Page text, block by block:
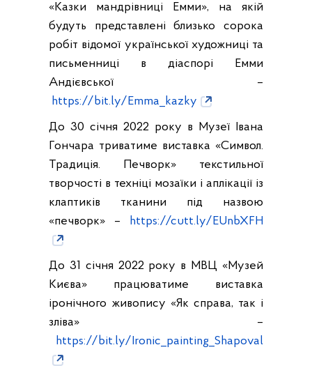
«Казки мандрівниці Емми», на якій
будуть представлені близько сорока
робіт відомої української художниці та
письменниці в діаспорі Емми
Андієвської –
https://bit.ly/Emma_kazky
До 30 січня 2022 року в Музеї Івана
Гончара триватиме виставка «Символ.
Традиція. Печворк» текстильної
творчості в техніці мозаїки і аплікації із
клаптиків тканини під назвою
«печворк» – https://cutt.ly/EUnbXFH
До 31 січня 2022 року в МВЦ «Музей
Києва» працюватиме виставка
іронічного живопису «Як справа, так і
зліва» –
https://bit.ly/Ironic_painting_Shapoval